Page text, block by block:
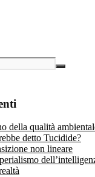
della qualità
detto Tucidide?
non lineare